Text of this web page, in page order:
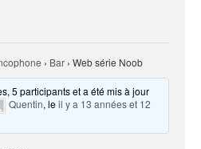
› Bar › Web série Noob
5 participants et a été mis à jour
Quentin, leil y a 13 années et 12